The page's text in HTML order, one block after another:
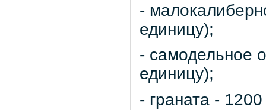
-
единицу);
- самодельное
единицу);
- граната -